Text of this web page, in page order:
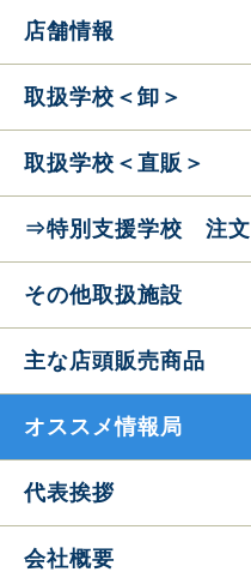
店舗情報
取扱学校＜卸＞
取扱学校＜直販＞
⇒特別支援学校 注文
その他取扱施設
主な店頭販売商品
オススメ情報局
代表挨拶
会社概要